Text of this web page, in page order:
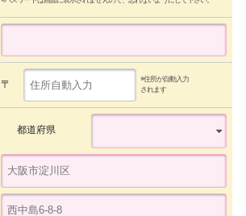
〒
※住所が自動入力
されます
都道府県